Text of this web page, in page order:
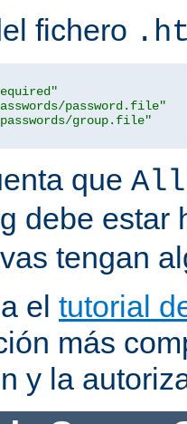
fichero
password.file"
passwords/group.file"
que
debe estar
tengan
el tutorial
más
y la